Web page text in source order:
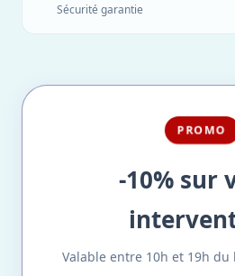
Sécurité garantie
PROMO
-10% sur
Valable entre 10h et 19h